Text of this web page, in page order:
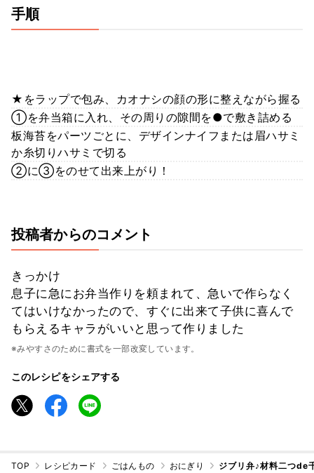
手順
★をラップで包み、カオナシの顔の形に整えながら握る
①を弁当箱に入れ、その周りの隙間を●で敷き詰める
板海苔をパーツごとに、デザインナイフまたは眉ハサミ
か糸切りハサミで切る
②に③をのせて出来上がり！
投稿者からのコメント
きっかけ
息子に急にお弁当作りを頼まれて、急いで作らなく
てはいけなかったので、すぐに出来て子供に喜んで
もらえるキャラがいいと思って作りました
※みやすさのために書式を一部改変しています。
このレシピをシェアする
TOP レシピカード ごはんもの おにぎり ジブリ弁♪材料二つde